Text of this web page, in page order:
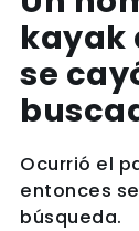
kayak
se
Ocurrió el
entonces
búsqueda.